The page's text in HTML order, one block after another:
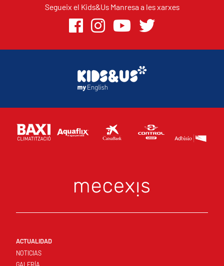
Segueix el Kids&Us Manresa a les xarxes
ACTUALIDAD
NOTICIAS